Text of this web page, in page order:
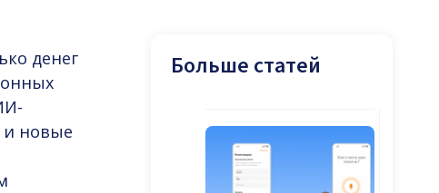
денег
и новые
Больше статей